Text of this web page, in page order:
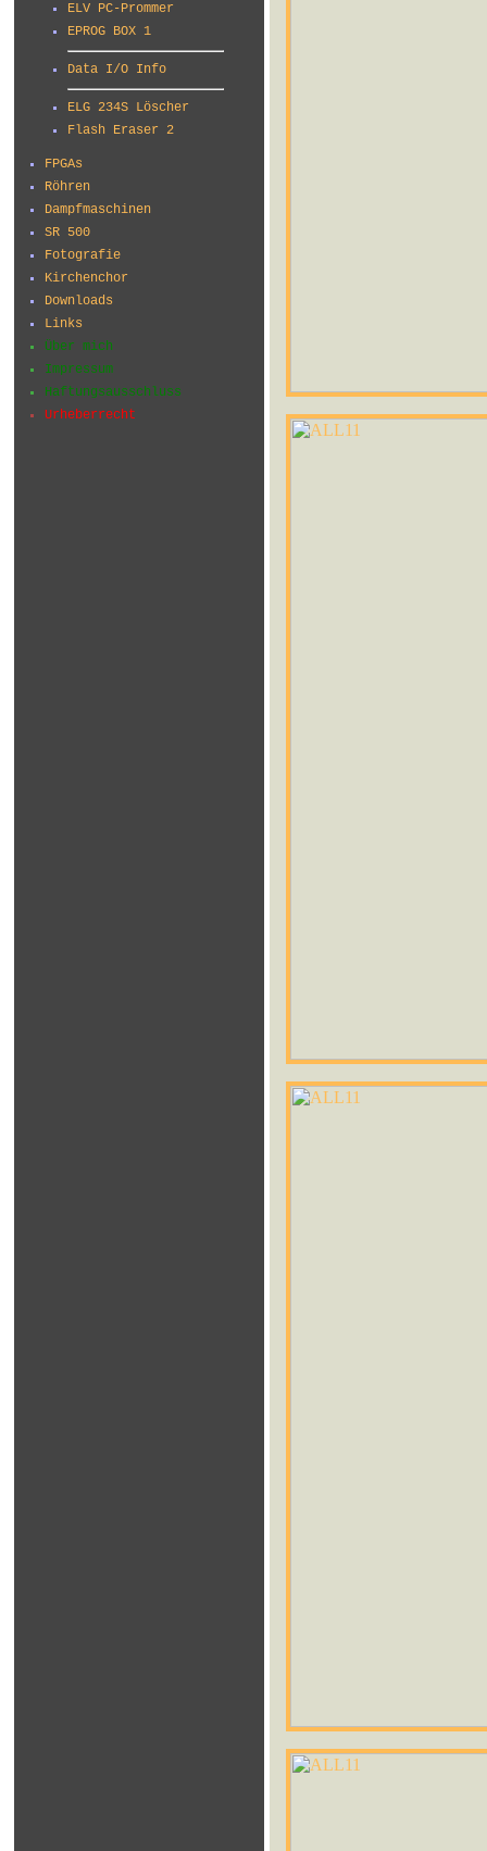
ELV PC-Prommer
EPROG BOX 1
Data I/O Info
ELG 234S Löscher
Flash Eraser 2
FPGAs
Röhren
Dampfmaschinen
SR 500
Fotografie
Kirchenchor
Downloads
Links
Über mich
Impressum
Haftungsausschluss
Urheberrecht